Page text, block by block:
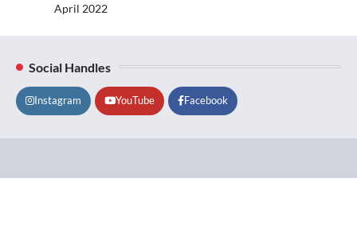
April 2022
Social Handles
Instagram YouTube Facebook